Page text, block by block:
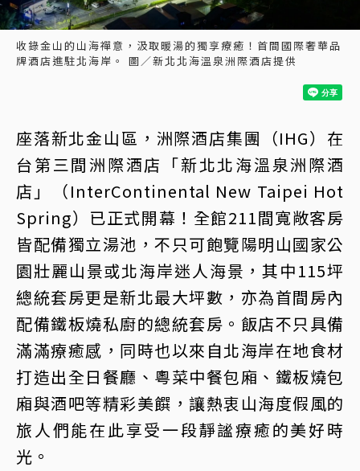
收錄金山的山海禪意，汲取暖湯的獨享療癒！首間國際奢華品
牌酒店進駐北海岸。 圖／新北北海溫泉洲際酒店提供
座落新北金山區，洲際酒店集團（IHG）在
台第三間洲際酒店「新北北海溫泉洲際酒
店」（InterContinental New Taipei Hot
Spring）已正式開幕！全館211間寬敞客房
皆配備獨立湯池，不只可飽覽陽明山國家公
園壯麗山景或北海岸迷人海景，其中115坪
總統套房更是新北最大坪數，亦為首間房內
配備鐵板燒私廚的總統套房。飯店不只具備
滿滿療癒感，同時也以來自北海岸在地食材
打造出全日餐廳、粵菜中餐包廂、鐵板燒包
廂與酒吧等精彩美饌，讓熱衷山海度假風的
旅人們能在此享受一段靜謐療癒的美好時
光。